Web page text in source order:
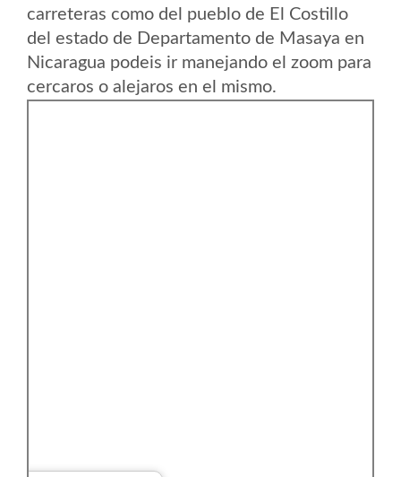
carreteras como del pueblo de El Costillo
del estado de Departamento de Masaya en
Nicaragua podeis ir manejando el zoom para
cercaros o alejaros en el mismo.